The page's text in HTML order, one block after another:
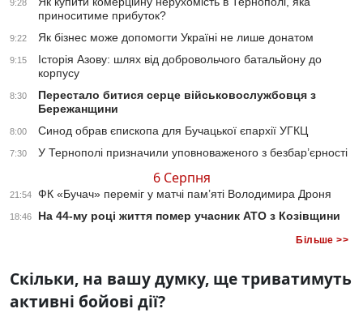
9:28
приноситиме прибуток?
9:22 Як бізнес може допомогти Україні не лише донатом
9:15
Історія Азову: шлях від добровольчого батальйону до
корпусу
8:30
Перестало битися серце військовослужбовця з
Бережанщини
8:00 Синод обрав єпископа для Бучацької єпархії УГКЦ
7:30 У Тернополі призначили уповноваженого з безбар’єрності
6 Серпня
21:54 ФК «Бучач» переміг у матчі пам’яті Володимира Дроня
18:46 На 44-му році життя помер учасник АТО з Козівщини
Більше >>
Скільки, на вашу думку, ще триватимуть
активні бойові дії?